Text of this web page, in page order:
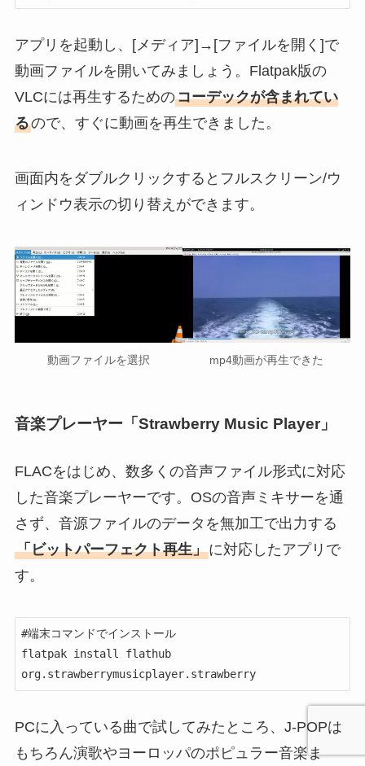
アプリを起動し、[メディア]→[ファイルを開く]で
動画ファイルを開いてみましょう。Flatpak版の
VLCには再生するためのコーデックが含まれてい
るので、すぐに動画を再生できました。
画面内をダブルクリックするとフルスクリーン/ウ
ィンドウ表示の切り替えができます。
動画ファイルを選択 mp4動画が再生できた
音楽プレーヤー「Strawberry Music Player」
FLACをはじめ、数多くの音声ファイル形式に対応
した音楽プレーヤーです。OSの音声ミキサーを通
さず、音源ファイルのデータを無加工で出力する
「ビットパーフェクト再生」に対応したアプリで
す。
#端末コマンドでインストール
flatpak install flathub
org.strawberrymusicplayer.strawberry
PCに入っている曲で試してみたところ、J-POPは
もちろん演歌やヨーロッパのポピュラー音楽ま